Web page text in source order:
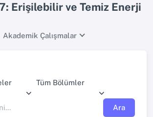
Erişilebilir ve Temiz Enerji
Akademik Çalışmalar
Tüm Bölümler
Ara